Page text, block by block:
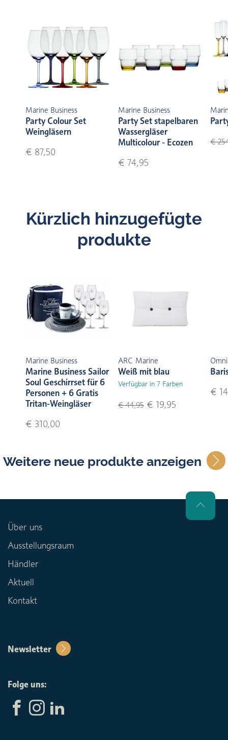
Marine Business
Party Colour Set
Weingläsern
€ 87,50
Marine Business
Party Set stapelbaren
Wassergläser
Multicolour - Ecozen
€ 74,95
€
Kürzlich hinzugefügte
produkte
Marine Business
Marine Business Sailor
Soul Geschirrset für 6
Personen + 6 Gratis
Tritan-Weingläser
€ 310,00
ARC Marine
Weiß mit blau
Verfügbar in 7 Farben
€ 44,95€ 19,95
€
Weitere neue produkte anzeigen
Über uns
Ausstellungsraum
Händler
Aktuell
Kontakt
Newsletter
Folge uns: